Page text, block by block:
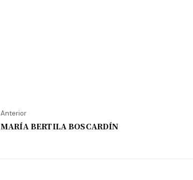
Anterior
MARÍA BERTILA BOSCARDÍN